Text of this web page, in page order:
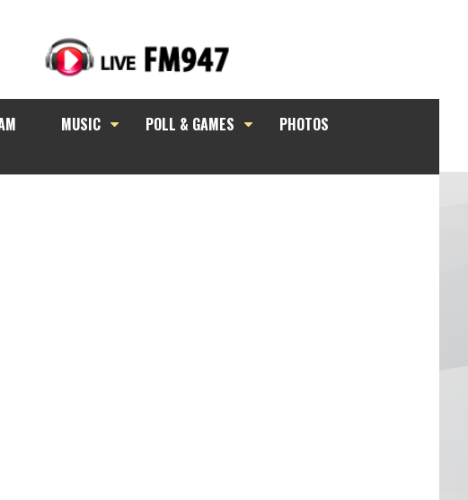
MUSIC POLL & GAMES
PHOTOS